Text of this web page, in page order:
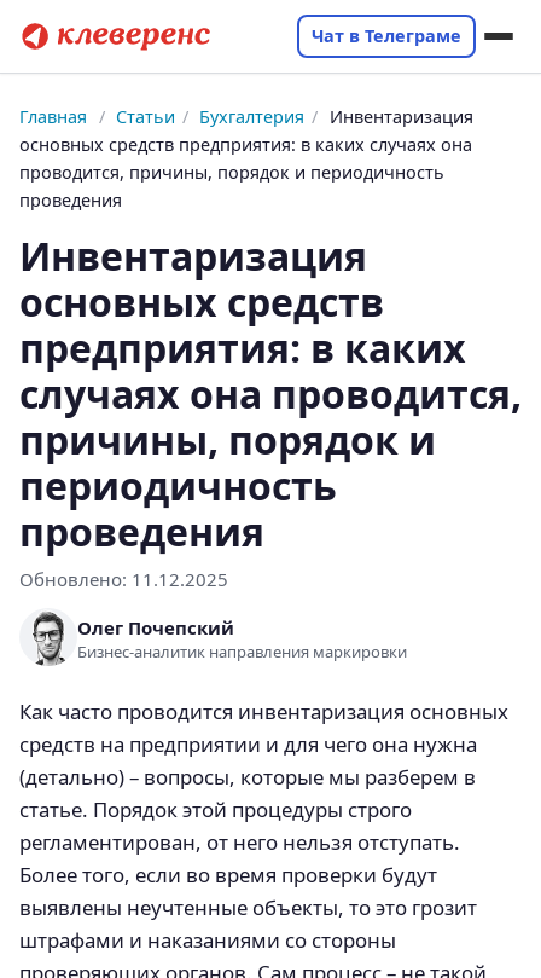
Чат в Телеграме
Главная / Статьи / Бухгалтерия / Инвентаризация
основных средств предприятия: в каких случаях она
проводится, причины, порядок и периодичность
проведения
Инвентаризация
основных средств
предприятия: в каких
случаях она проводится,
причины, порядок и
периодичность
проведения
Обновлено: 11.12.2025
Олег Почепский
Бизнес-аналитик направления маркировки
Как часто проводится инвентаризация основных
средств на предприятии и для чего она нужна
(детально) – вопросы, которые мы разберем в
статье. Порядок этой процедуры строго
регламентирован, от него нельзя отступать.
Более того, если во время проверки будут
выявлены неучтенные объекты, то это грозит
штрафами и наказаниями со стороны